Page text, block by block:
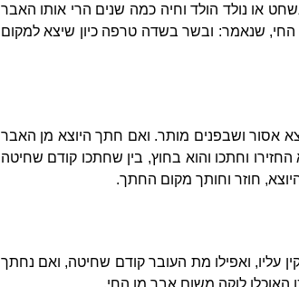
או נולד הולד וחיה כמה שנים הרי אותו האבר
שנאמר: ובשר בשדה טרפה כיון שיצא למקום
אסור ושבפנים מותר. ואם חתך היוצא מן האבר
וחתכו והוא בחוץ, בין שחתכו קודם שחיטה
חוזר וחותך מקום החתך.
עליו, ואפילו מת העובר קודם שחיטה, ואם נחתך
לוקה משום אבר מן החי.